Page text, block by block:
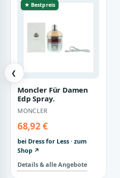
❮
★ Bestpreis
Moncler Für Damen
Edp Spray.
MONCLER
68,92 €
bei Dress for Less · zum
Shop ↗
Details & alle Angebote